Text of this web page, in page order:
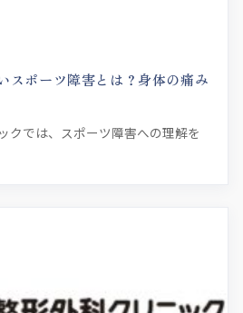
スポーツ障害とは？身体の痛み
クでは、スポーツ障害への理解を